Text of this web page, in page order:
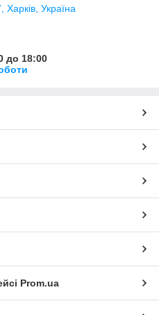
Україна
до 18:00
Prom.ua